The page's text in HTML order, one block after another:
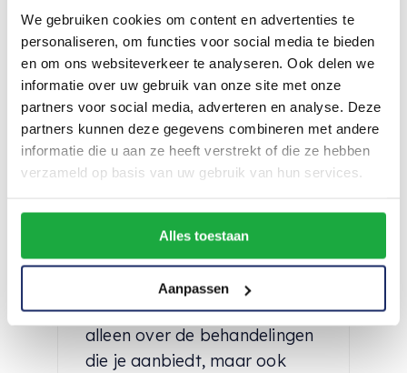
We gebruiken cookies om content en advertenties te
personaliseren, om functies voor social media te bieden
en om ons websiteverkeer te analyseren. Ook delen we
informatie over uw gebruik van onze site met onze
partners voor social media, adverteren en analyse. Deze
partners kunnen deze gegevens combineren met andere
informatie die u aan ze heeft verstrekt of die ze hebben
verzameld op basis van uw gebruik van hun services.
Alles toestaan
Aanpassen
Schoonheidsspecialist
Kleding: De
belangrijkste factoren
Het runnen van een
schoonheidssalon gaat niet
alleen over de behandelingen
die je aanbiedt, maar ook